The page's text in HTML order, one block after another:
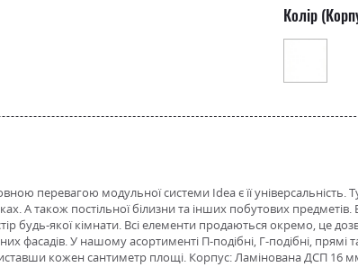
Колір
перевагою модульної системи Idea є її універсальність.
А також постільної білизни та інших побутових
будь-якої кімнати. Всі елементи продаються окремо, це
фасадів. У нашому асортименті П-подібні, Г-подібні,
кожен сантиметр площі. Корпус: Ламінована ДСП 16